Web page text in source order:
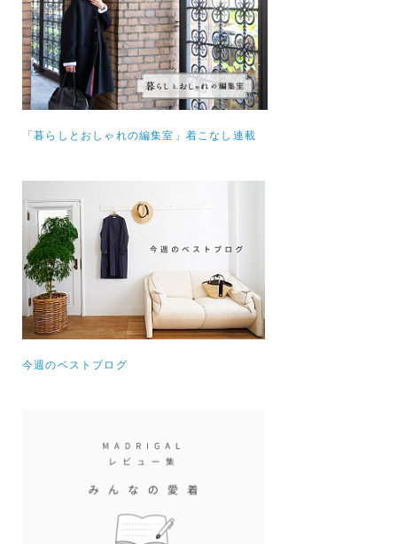
「暮らしとおしゃれの編集室」着こなし連載
今週のベストブログ